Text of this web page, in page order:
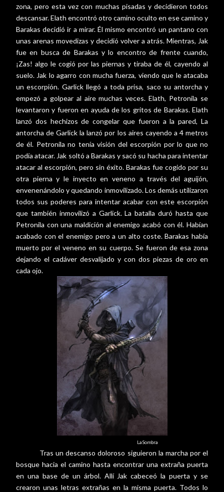
zona, pero esta vez con muchas pisadas y decidieron todos
descansar. Elath encontró otro camino oculto en ese camino y
Barakas decidió ir a mirar. Él mismo encontró un pantano con
unas arenas movedizas y decidió volver a atrás. Mientras, Jak
fue en busca de Barakas y lo encontro de frente cuando,
¡Zas! algo le cogió por las piernas y tiraba de él, cayendo al
suelo. Jak lo agarro con mucha fuerza, viendo que le atacaba
un escorpión. Garlick llegó a toda prisa, saco su antorcha y
empezó a golpear al aire muchas veces. Elath, Petronila se
levantaron y fueron en ayuda de los gritos de Barakas. Elath
lanzó dos hechizos de congelar que fueron a la pared, La
antorcha de Garlick la lanzó por los aires cayendo a 4 metros
de él. Petronila no tenía visión del escorpión por lo que no
podía atacar. Jak soltó a Barakas y sacó su hacha para intentar
atacar al escorpión, pero sin éxito. Barakas fue cogido por su
otra pierna y le inyecto en veneno a través del aguijón,
envenenándolo y quedando inmovilizado. Los demás utilizaron
todos sus poderes para intentar acabar con este escorpión
que también inmovilizó a Garlick. La batalla duró hasta que
Petronila con una maldición al enemigo acabó con él. Habían
acabado con el enemigo pero a un alto coste. Barakas había
muerto por el veneno en su cuerpo. Se fueron de esa zona
dejando el cadáver desvalijado y con dos piezas de oro en
cada ojo.
La Sombra
Tras un descanso doloroso siguieron la marcha por el
bosque hacia el camino hasta encontrar una extraña puerta
en una base de un árbol. Allí Jak cabeceó la puerta y se
crearon unas letras extrañas en la misma puerta. Todos lo